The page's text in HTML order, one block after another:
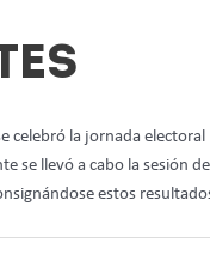
celebró la jornada
se llevó a cabo la sesión
estos